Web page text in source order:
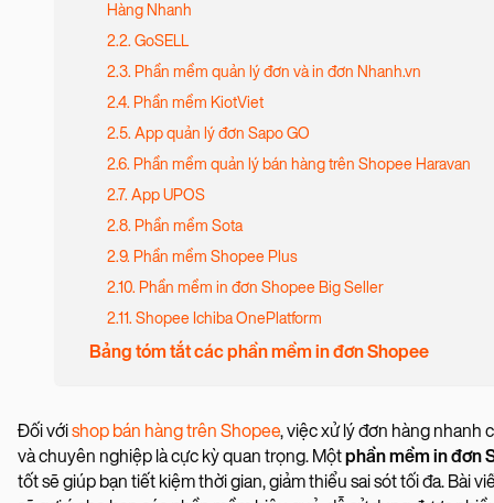
Hàng Nhanh
2.2. GoSELL
2.3. Phần mềm quản lý đơn và in đơn Nhanh.vn
2.4. Phần mềm KiotViet
2.5. App quản lý đơn Sapo GO
2.6. Phần mềm quản lý bán hàng trên Shopee Haravan
2.7. App UPOS
2.8. Phần mềm Sota
2.9. Phần mềm Shopee Plus
2.10. Phần mềm in đơn Shopee Big Seller
2.11. Shopee Ichiba OnePlatform
Bảng tóm tắt các phần mềm in đơn Shopee
Đối vớishop bán hàng trên Shopee, việc xử lý đơn hàng nhanh
và chuyên nghiệp là cực kỳ quan trọng. Mộtphần mềm in đơn
tốt sẽ giúp bạn tiết kiệm thời gian, giảm thiểu sai sót tối đa. Bài